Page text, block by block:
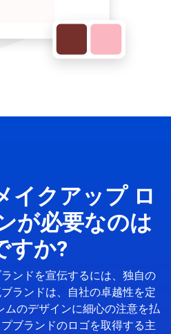
イクアップ ロ
が必要なのは
すか?
ンドを宣伝するには、独自の
ランドは、自社の卓越性を定
ムのデザインに細心の注意を払
ブランドのロゴを取得する主